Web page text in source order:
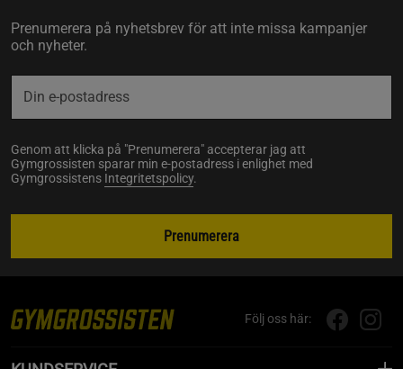
Prenumerera på nyhetsbrev för att inte missa kampanjer
och nyheter.
Genom att klicka på "Prenumerera" accepterar jag att
Gymgrossisten sparar min e-postadress i enlighet med
Gymgrossistens Integritetspolicy.
Prenumerera
Följ oss här: